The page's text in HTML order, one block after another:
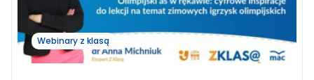
Webinary z klasą